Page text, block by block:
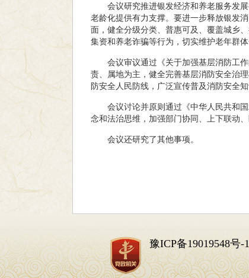
会议研究推进银发经济和养老服务发
老龄化提供有力支撑。要进一步释放银发
面，健全分级分类、普惠可及、覆盖城乡
集资和养老诈骗等行为，切实维护老年群体
会议审议通过《关于加强基层消防工
责、属地为主，健全完善基层消防安全治
防安全人民防线，广泛宣传普及消防安全
会议讨论并原则通过《中华人民共和
念和法治思维，加强部门协同、上下联动
会议还研究了其他事项。
豫ICP备19019548号-1